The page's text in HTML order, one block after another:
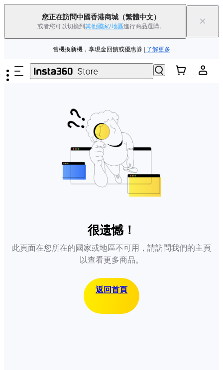
您正在訪問中國香港商城 （繁體中文）
或者您可以切換到 其他國家/地區進行商品選購。 ×
Insta360 Luna Ultra |現已上市| 免運費
舊機換新機，享現金回饋或優惠券 | 了解更多
Insta360 Luna Ultra 香港限定人氣套裝 | 現已上市 |免運費
很遗憾！
此頁面在您所在的國家或地區不可用，請訪問我們的主頁
以查看更多商品。
返回首頁